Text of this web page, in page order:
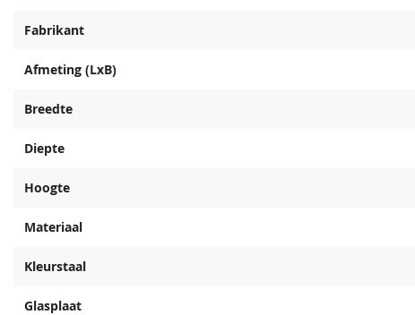
Fabrikant
Afmeting (LxB)
Breedte
Diepte
Hoogte
Materiaal
Kleurstaal
Glasplaat